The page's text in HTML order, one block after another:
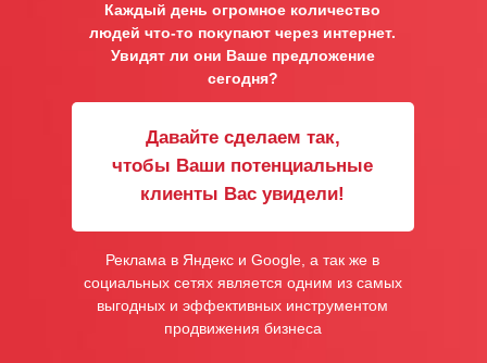
Каждый день огромное количество
людей что-то покупают через интернет.
Увидят ли они Ваше предложение
сегодня?
Реклама в Яндекс и Google, а так же в
социальных сетях является одним из самых
выгодных и эффективных инструментом
продвижения бизнеса
Давайте сделаем так,
чтобы Ваши потенциальные
клиенты Вас увидели!